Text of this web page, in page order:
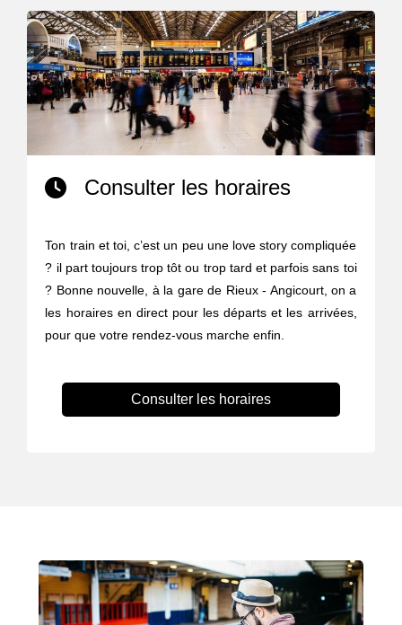
Consulter les horaires
Ton train et toi, c’est un peu une love story compliquée
? il part toujours trop tôt ou trop tard et parfois sans toi
? Bonne nouvelle, à la gare de Rieux - Angicourt, on a
les horaires en direct pour les départs et les arrivées,
pour que votre rendez-vous marche enfin.
Consulter les horaires